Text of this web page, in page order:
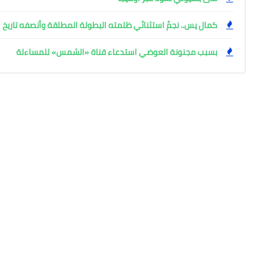
كمال يس.. نجمٌ استثنائي ظلمته البطولة المطلقة وأنصفه تاريخ
بسبب مجنونة العوضي استدعاء قناة «الشمس» للمساءلة